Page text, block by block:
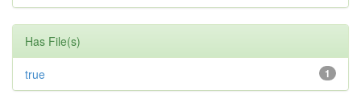
Has File(s)
1
true